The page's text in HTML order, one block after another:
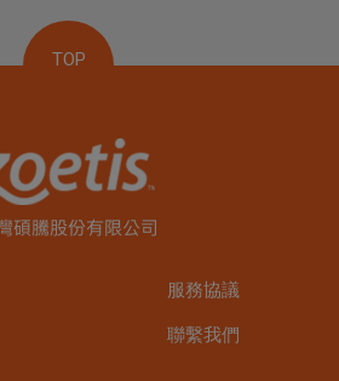
TOP
服務協議
聯繫我們